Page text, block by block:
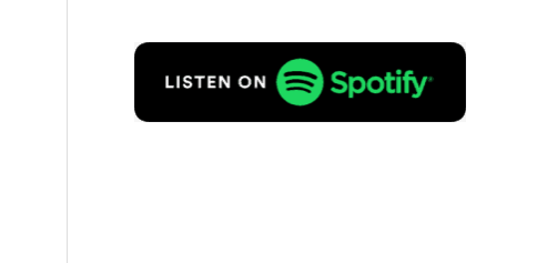
mat a cég sikeré­ről szóló e-
mailek fogadá­sa céljá­ból tárol­ják
az alábbi­ak szerintAdatvé­del­mi